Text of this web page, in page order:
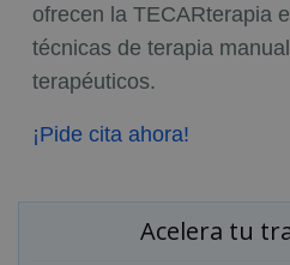
ofrecen la TECARterapia
técnicas de terapia
terapéuticos.
¡Pide cita ahora!
Acelera tu